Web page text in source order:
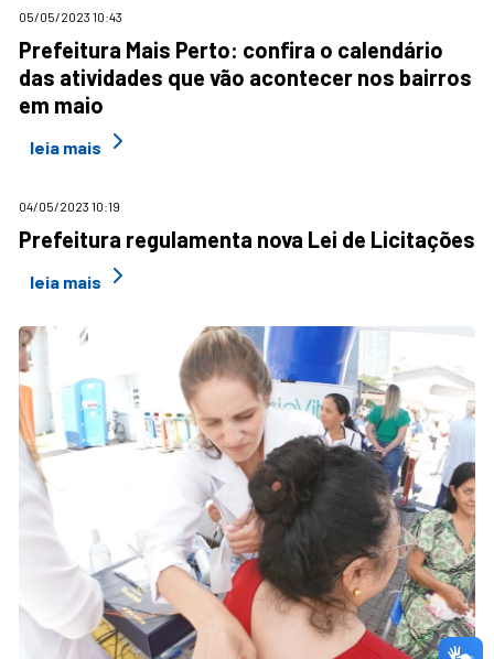
05/05/2023 10:43
Prefeitura Mais Perto: confira o calendário
das atividades que vão acontecer nos bairros
em maio
leia mais
04/05/2023 10:19
Prefeitura regulamenta nova Lei de Licitações
leia mais